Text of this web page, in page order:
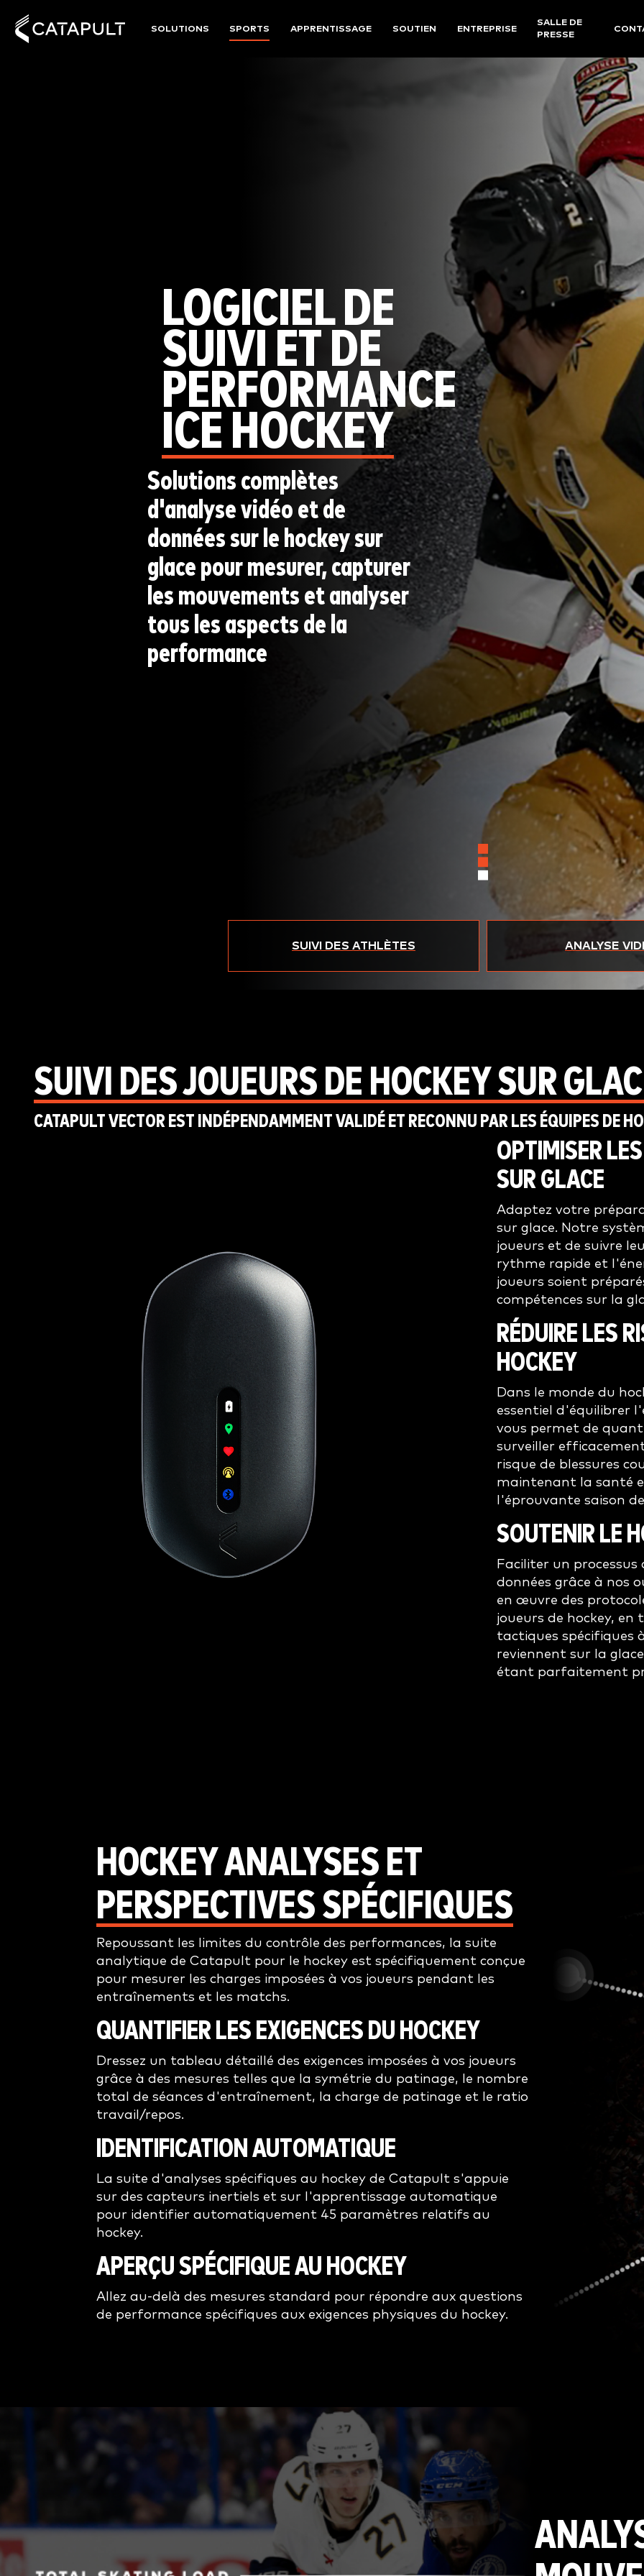
SOLUTIONS SPORTS APPRENTISSAGE SOUTIEN ENTREPRISE
SALLE DE
PRESSE
LOGICIEL DE
SUIVI ET DE
PERFORMANCE
ICE HOCKEY
Solutions complètes
d'analyse vidéo et de
données sur le hockey sur
glace pour mesurer, capturer
les mouvements et analyser
tous les aspects de la
performance
SUIVI DES ATHLÈTES ANALYSE
SUIVI DES JOUEURS DE HOCKEY SUR
CATAPULT VECTOR EST INDÉPENDAMMENT VALIDÉ ET RECONNU PAR LES ÉQUIPES DE
OPTIMISER
SUR GLACE
Adaptez votre
sur glace. Notre
joueurs et de suivre
rythme rapide et
joueurs soient
compétences sur la
RÉDUIRE LES
HOCKEY
Dans le monde du
essentiel d'équilibrer
vous permet de
surveiller
risque de blessures
maintenant la santé
l'éprouvante saison
SOUTENIR LE
Faciliter un
données grâce à nos
en œuvre des
joueurs de hockey, en
tactiques spécifiques
reviennent sur la
étant parfaitement
HOCKEY ANALYSES ET
PERSPECTIVES SPÉCIFIQUES
Repoussant les limites du contrôle des performances, la suite
analytique de Catapult pour le hockey est spécifiquement conçue
pour mesurer les charges imposées à vos joueurs pendant les
entraînements et les matchs.
QUANTIFIER LES EXIGENCES DU HOCKEY
Dressez un tableau détaillé des exigences imposées à vos joueurs
grâce à des mesures telles que la symétrie du patinage, le nombre
total de séances d'entraînement, la charge de patinage et le ratio
travail/repos.
IDENTIFICATION AUTOMATIQUE
La suite d'analyses spécifiques au hockey de Catapult s'appuie
sur des capteurs inertiels et sur l'apprentissage automatique
pour identifier automatiquement 45 paramètres relatifs au
hockey.
APERÇU SPÉCIFIQUE AU HOCKEY
Allez au-delà des mesures standard pour répondre aux questions
de performance spécifiques aux exigences physiques du hockey.